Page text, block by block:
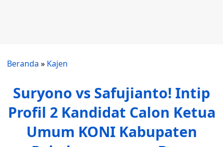
Beranda » Kajen
Suryono vs Safujianto! Intip
Profil 2 Kandidat Calon Ketua
Umum KONI Kabupaten